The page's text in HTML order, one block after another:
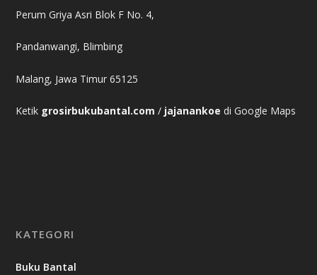
Perum Griya Asri Blok F No. 4,
Pandanwangi, Blimbing
Malang, Jawa Timur 65125
Ketik grosirbukubantal.com / jajanankoe di Google Maps
KATEGORI
Buku Bantal